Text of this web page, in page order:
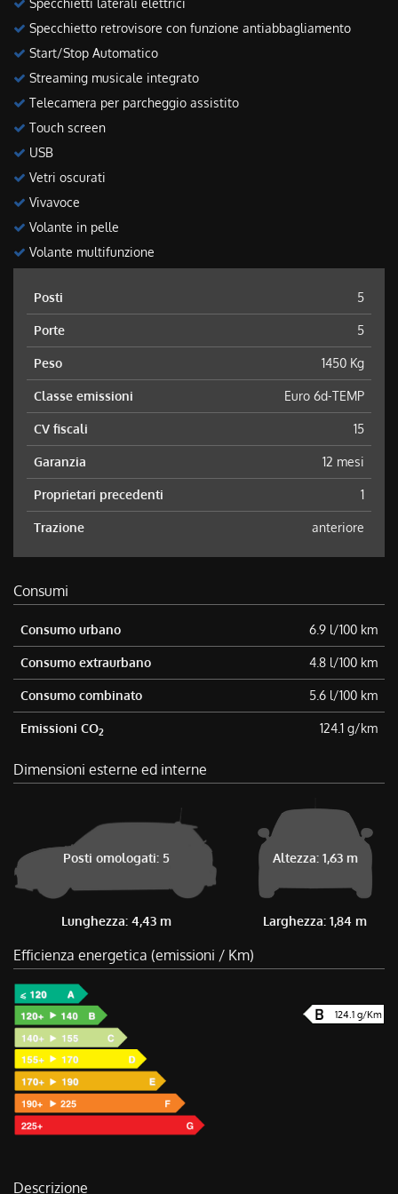
Specchietti laterali elettrici
Specchietto retrovisore con funzione antiabbagliamento
Start/Stop Automatico
Streaming musicale integrato
Telecamera per parcheggio assistito
Touch screen
USB
Vetri oscurati
Vivavoce
Volante in pelle
Volante multifunzione
Posti 5
Porte 5
Peso 1450 Kg
Classe emissioni Euro 6d-TEMP
CV fiscali 15
Garanzia 12 mesi
Proprietari precedenti 1
Trazione anteriore
Consumi
Consumo urbano 6.9 l/100 km
Consumo extraurbano 4.8 l/100 km
Consumo combinato 5.6 l/100 km
Emissioni CO2 124.1 g/km
Dimensioni esterne ed interne
Posti omologati: 5
Lunghezza: 4,43 m
Altezza: 1,63 m
Larghezza: 1,84 m
Efficienza energetica (emissioni / Km)
124.1 g/Km
Descrizione